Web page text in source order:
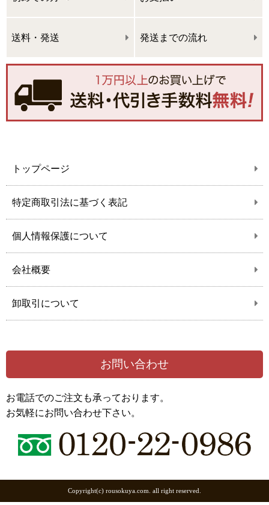
送料・発送 発送までの流れ
トップページ
特定商取引法に基づく表記
個人情報保護について
会社概要
卸取引について
お問い合わせ
お電話でのご注文も承っております。
お気軽にお問い合わせ下さい。
Copyright(c) rousokuya.com. all right reserved.